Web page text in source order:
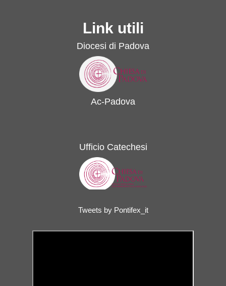
Link utili
Diocesi di Padova
Ac-Padova
Ufficio Catechesi
Tweets by Pontifex_it